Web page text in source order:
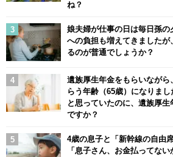
ね？
娘夫婦が仕事の日は毎日孫
への負担も増えてきました
るのが普通でしょうか？
遺族厚生年金をもらいながら
らう年齢（65歳）になりま
と思っていたのに、遺族厚
ですか？
4歳の息子と「新幹線の自由
「息子さん、お金払ってな